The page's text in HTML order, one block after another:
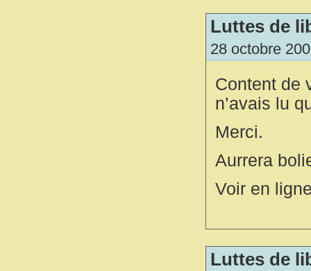
Luttes de
28 octobre
Content de
n’avais lu
Merci.
Aurrera
Voir en
Luttes de